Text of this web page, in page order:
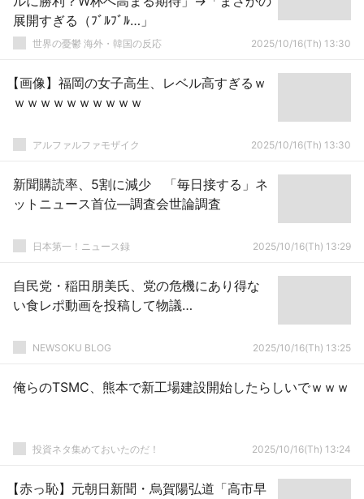
展開すぎる（ﾌﾞﾙﾌﾞﾙ…」
世界の憂鬱 海外・韓国の反応 2025/10/16(Th) 13:30
【画像】福岡の女子高生、レベル高すぎるｗ
ｗｗｗｗｗｗｗｗｗｗ
アルファルファモザイク 2025/10/16(Th) 13:30
新聞購読率、5割に減少 「毎日接する」ネ
ットニュース首位―調査会世論調査
日本第一！ニュース録 2025/10/16(Th) 13:29
自民党・稲田朋美氏、党の危機にあり得な
い食レポ動画を投稿して物議…
NEWSOKU BLOG 2025/10/16(Th) 13:25
俺らのTSMC、熊本で新工場建設開始したらしいでｗｗｗ
投資ネタ集めておいたのだ！ 2025/10/16(Th) 13:24
【赤っ恥】元朝日新聞・烏賀陽弘道「高市早